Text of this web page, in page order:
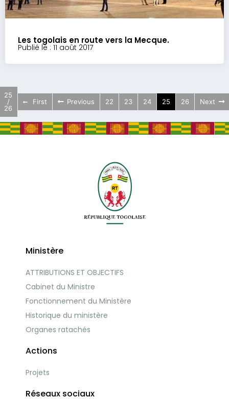
Les togolais en route vers la Mecque.
Publié le : 11 août 2017
25
/
26
First Previous 22 23 24 25 26 Next
Ministère
ATTRIBUTIONS ET OBJECTIFS
Cabinet du Ministre
Fonctionnement du Ministère
Historique du ministère
Organes ratachés
Actions
Projets
Réseaux sociaux